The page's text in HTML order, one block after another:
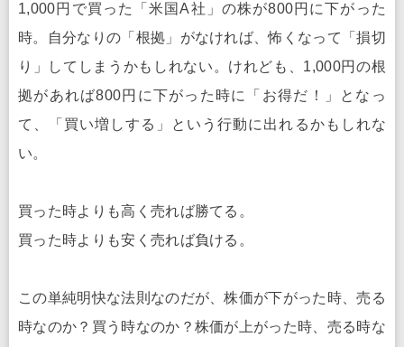
1,000円で買った「米国A社」の株が800円に下がった
時。自分なりの「根拠」がなければ、怖くなって「損切
り」してしまうかもしれない。けれども、1,000円の根
拠があれば800円に下がった時に「お得だ！」となっ
て、「買い増しする」という行動に出れるかもしれな
い。
買った時よりも高く売れば勝てる。
買った時よりも安く売れば負ける。
この単純明快な法則なのだが、株価が下がった時、売る
時なのか？買う時なのか？株価が上がった時、売る時な